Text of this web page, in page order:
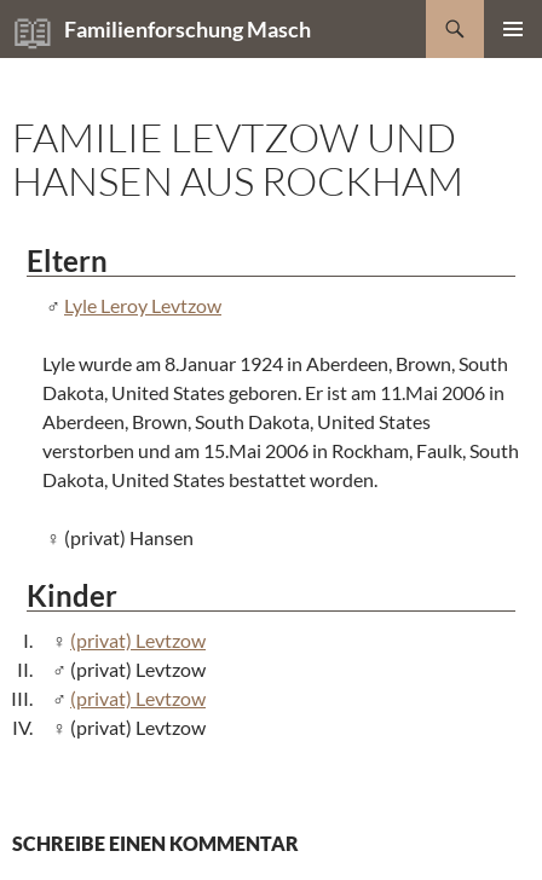
Zum
Inhalt
Familienforschung Masch
Suchen
FAMILIE LEVTZOW UND
HANSEN AUS ROCKHAM
Eltern
Lyle Leroy Levtzow
Lyle wurde am 8.Januar 1924 in Aberdeen, Brown, South
Dakota, United States geboren. Er ist am 11.Mai 2006 in
Aberdeen, Brown, South Dakota, United States
verstorben und am 15.Mai 2006 in Rockham, Faulk, South
Dakota, United States bestattet worden.
(privat) Hansen
Kinder
(privat) Levtzow
(privat) Levtzow
(privat) Levtzow
(privat) Levtzow
SCHREIBE EINEN KOMMENTAR